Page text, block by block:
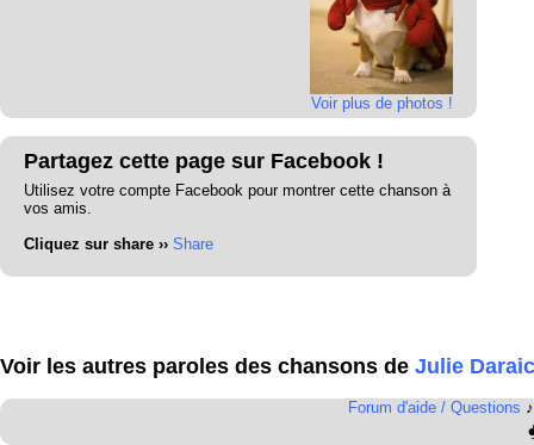
Voir plus de photos !
Partagez cette page sur Facebook !
Utilisez votre compte Facebook pour montrer cette chanson à
vos amis.
Cliquez sur share ›› Share
Voir les autres paroles des chansons de Julie
Forum d'aide / Questions